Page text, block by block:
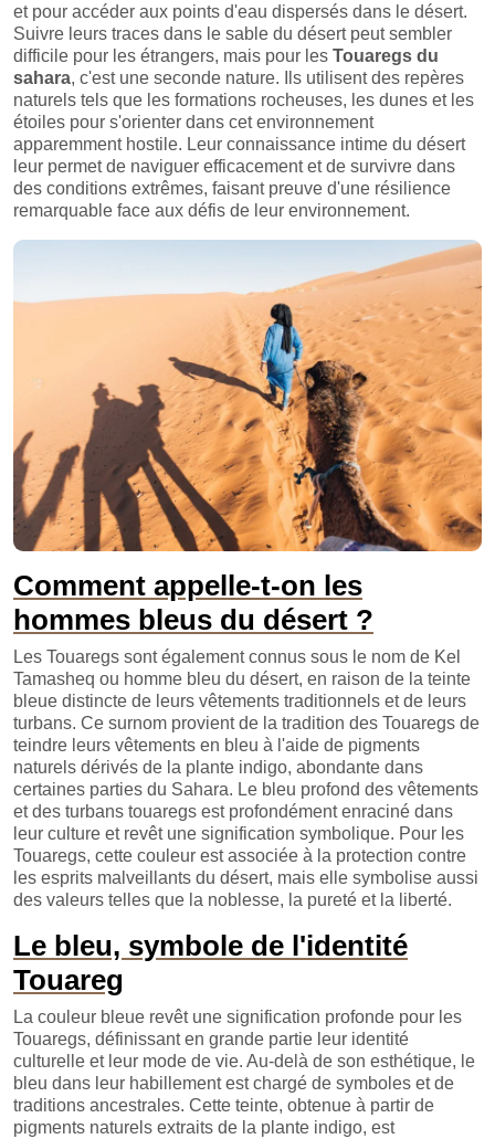
et pour accéder aux points d'eau dispersés dans le désert.
Suivre leurs traces dans le sable du désert peut sembler
difficile pour les étrangers, mais pour les Touaregs du
sahara, c'est une seconde nature. Ils utilisent des repères
naturels tels que les formations rocheuses, les dunes et les
étoiles pour s'orienter dans cet environnement
apparemment hostile. Leur connaissance intime du désert
leur permet de naviguer efficacement et de survivre dans
des conditions extrêmes, faisant preuve d'une résilience
remarquable face aux défis de leur environnement.
Comment appelle-t-on les
hommes bleus du désert ?
Les Touaregs sont également connus sous le nom de Kel
Tamasheq ou homme bleu du désert, en raison de la teinte
bleue distincte de leurs vêtements traditionnels et de leurs
turbans. Ce surnom provient de la tradition des Touaregs de
teindre leurs vêtements en bleu à l'aide de pigments
naturels dérivés de la plante indigo, abondante dans
certaines parties du Sahara. Le bleu profond des vêtements
et des turbans touaregs est profondément enraciné dans
leur culture et revêt une signification symbolique. Pour les
Touaregs, cette couleur est associée à la protection contre
les esprits malveillants du désert, mais elle symbolise aussi
des valeurs telles que la noblesse, la pureté et la liberté.
Le bleu, symbole de l'identité
Touareg
La couleur bleue revêt une signification profonde pour les
Touaregs, définissant en grande partie leur identité
culturelle et leur mode de vie. Au-delà de son esthétique, le
bleu dans leur habillement est chargé de symboles et de
traditions ancestrales. Cette teinte, obtenue à partir de
pigments naturels extraits de la plante indigo, est